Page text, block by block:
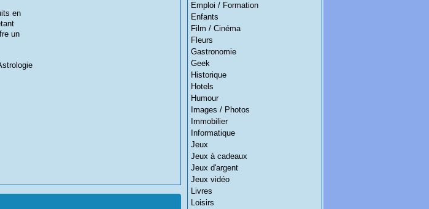
Emploi / Formation
Enfants
Film / Cinéma
Fleurs
Gastronomie
Geek
Historique
Hotels
Humour
Images / Photos
Immobilier
Informatique
Jeux
Jeux à cadeaux
Jeux d'argent
Jeux vidéo
Livres
Loisirs
en
un